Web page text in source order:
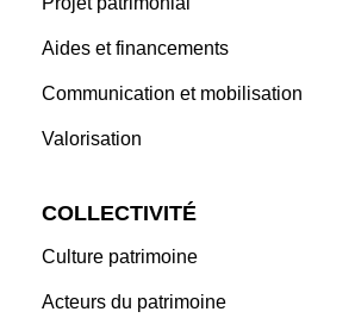
Aides et financements
Communication et mobilisation
Valorisation
COLLECTIVITÉ
Culture patrimoine
Acteurs du patrimoine